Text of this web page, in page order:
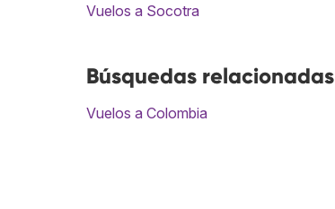
Vuelos a Socotra
Búsquedas relacionadas
Vuelos a Colombia